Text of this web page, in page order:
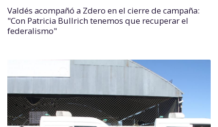
Valdés acompañó a Zdero en el cierre de campaña:
"Con Patricia Bullrich tenemos que recuperar el
federalismo"